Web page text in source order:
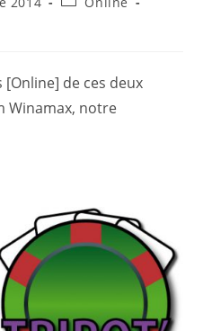
de ces deux
Winamax, notre